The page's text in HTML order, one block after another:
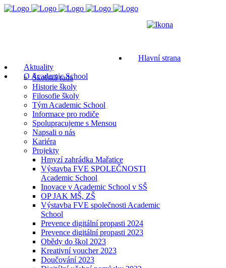
Hlavní strana
Aktuality
O Academic School
Školská rada
Historie školy
Filosofie školy
Tým Academic School
Informace pro rodiče
Spolupracujeme s Mensou
Napsali o nás
Kariéra
Projekty
Hmyzí zahrádka Mařatice
Výstavba FVE SPOLEČNOSTI
Academic School
Inovace v Academic School v SŠ
OP JAK MŠ, ZŠ
Výstavba FVE společnosti Academic
School
Prevence digitální propasti 2024
Prevence digitální propasti 2023
Obědy do škol 2023
Kreativní voucher 2023
Doučování 2023